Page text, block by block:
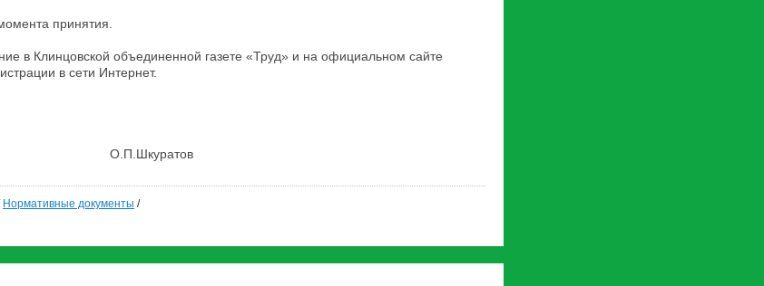
принятия.
в Клинцовской объединенной газете «Труд» и на официальном сайте
в сети Интернет.
О.П.Шкуратов
Нормативные документы /